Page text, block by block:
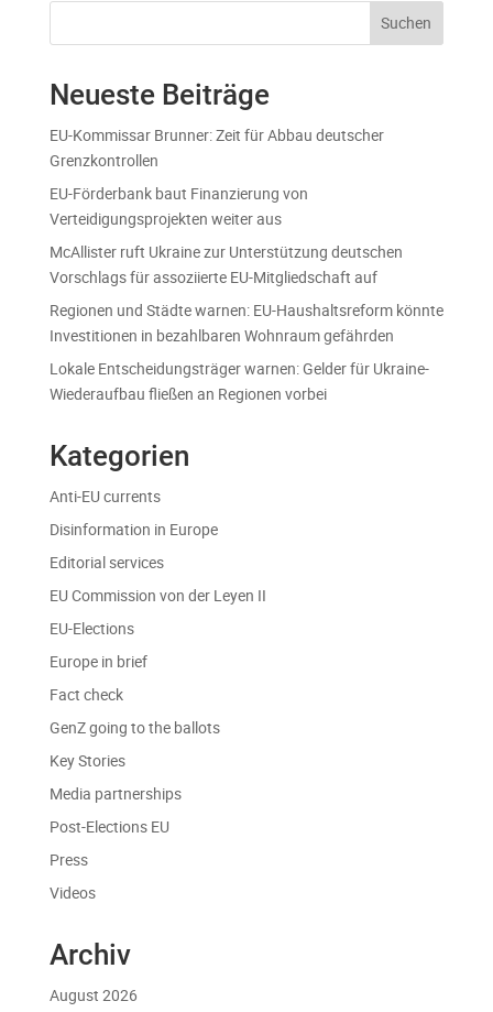
Suchen
Neueste Beiträge
EU-Kommissar Brunner: Zeit für Abbau deutscher
Grenzkontrollen
EU-Förderbank baut Finanzierung von
Verteidigungsprojekten weiter aus
McAllister ruft Ukraine zur Unterstützung deutschen
Vorschlags für assoziierte EU-Mitgliedschaft auf
Regionen und Städte warnen: EU-Haushaltsreform könnte
Investitionen in bezahlbaren Wohnraum gefährden
Lokale Entscheidungsträger warnen: Gelder für Ukraine-
Wiederaufbau fließen an Regionen vorbei
Kategorien
Anti-EU currents
Disinformation in Europe
Editorial services
EU Commission von der Leyen II
EU-Elections
Europe in brief
Fact check
GenZ going to the ballots
Key Stories
Media partnerships
Post-Elections EU
Press
Videos
Archiv
August 2026